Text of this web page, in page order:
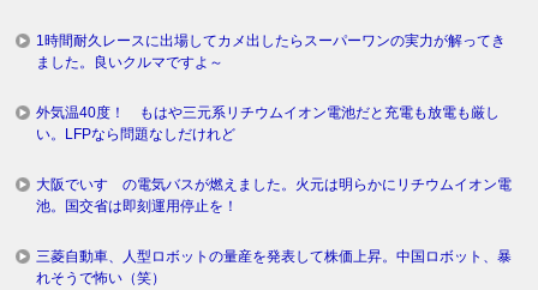
1時間耐久レースに出場してカメ出したらスーパーワンの実力が解ってき
ました。良いクルマですよ～
外気温40度！ もはや三元系リチウムイオン電池だと充電も放電も厳し
い。LFPなら問題なしだけれど
大阪でいすゞの電気バスが燃えました。火元は明らかにリチウムイオン電
池。国交省は即刻運用停止を！
三菱自動車、人型ロボットの量産を発表して株価上昇。中国ロボット、暴
れそうで怖い（笑）